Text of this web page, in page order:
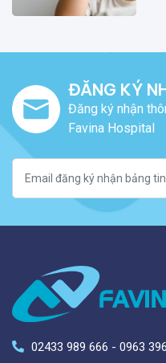
ĐĂNG KÝ
Đăng ký nhận
Favina Hospital
02433 989 666 - 0963